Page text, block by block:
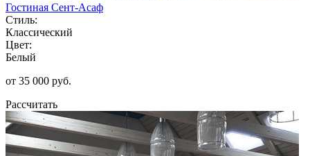
Гостиная Сент-Асаф
Стиль:
Классический
Цвет:
Белый
от 35 000 руб.
Рассчитать